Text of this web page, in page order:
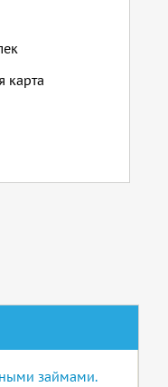
карта
займами.